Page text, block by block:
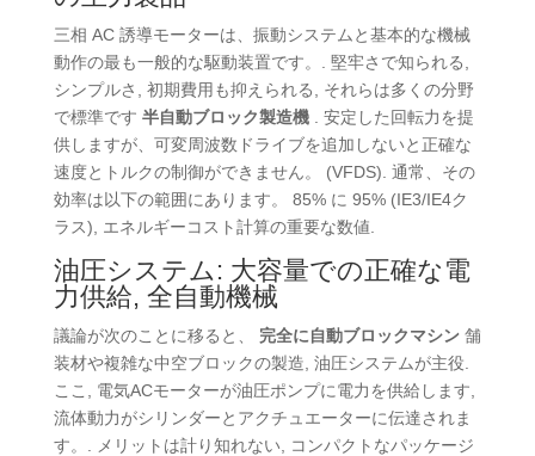
三相 AC 誘導モーターは、振動システムと基本的な機械
動作の最も一般的な駆動装置です。. 堅牢さで知られる,
シンプルさ, 初期費用も抑えられる, それらは多くの分野
で標準です 半自動ブロック製造機
. 安定した回転力を提
供しますが、可変周波数ドライブを追加しないと正確な
速度とトルクの制御ができません。 (VFDS). 通常、その
効率は以下の範囲にあります。 85% に 95% (IE3/IE4ク
ラス), エネルギーコスト計算の重要な数値.
油圧システム: 大容量での正確な電
力供給, 全自動機械
議論が次のことに移ると、 完全に自動ブロックマシン 舗
装材や複雑な中空ブロックの製造, 油圧システムが主役.
ここ, 電気ACモーターが油圧ポンプに電力を供給します,
流体動力がシリンダーとアクチュエーターに伝達されま
す。. メリットは計り知れない, コンパクトなパッケージ